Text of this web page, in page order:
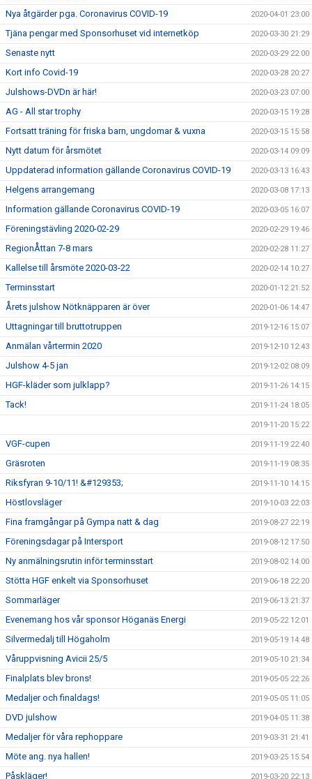
Nya åtgärder pga. Coronavirus COVID-19 2020-04-01 23:00
Tjäna pengar med Sponsorhuset vid internetköp 2020-03-30 21:29
Senaste nytt 2020-03-29 22:00
Kort info Covid-19 2020-03-28 20:27
Julshows-DVDn är här! 2020-03-23 07:00
AG - All star trophy 2020-03-15 19:28
Fortsatt träning för friska barn, ungdomar & vuxna 2020-03-15 15:58
Nytt datum för årsmötet 2020-03-14 09:09
Uppdaterad information gällande Coronavirus COVID-19 2020-03-13 16:43
Helgens arrangemang 2020-03-08 17:13
Information gällande Coronavirus COVID-19 2020-03-05 16:07
Föreningstävling 2020-02-29 2020-02-29 19:46
RegionÅttan 7-8 mars 2020-02-28 11:27
Kallelse till årsmöte 2020-03-22 2020-02-14 10:27
Terminsstart 2020-01-12 21:52
Årets julshow Nötknäpparen är över 2020-01-06 14:47
Uttagningar till bruttotruppen 2019-12-16 15:07
Anmälan vårtermin 2020 2019-12-10 12:43
Julshow 4-5 jan 2019-12-02 08:09
HGF-kläder som julklapp? 2019-11-26 14:15
Tack! 2019-11-24 18:05
2019-11-20 15:22
VGF-cupen 2019-11-19 22:40
Gräsroten 2019-11-19 08:35
Riksfyran 9-10/11! &#129353; 2019-11-10 14:15
Höstlovsläger 2019-10-03 22:03
Fina framgångar på Gympa natt & dag 2019-08-27 22:19
Föreningsdagar på Intersport 2019-08-12 17:50
Ny anmälningsrutin inför terminsstart 2019-08-02 14:00
Stötta HGF enkelt via Sponsorhuset 2019-06-18 22:20
Sommarläger 2019-06-13 21:37
Evenemang hos vår sponsor Höganäs Energi 2019-05-22 12:01
Silvermedalj till Högaholm 2019-05-19 14:48
Våruppvisning Avicii 25/5 2019-05-10 21:34
Finalplats blev brons! 2019-05-05 22:26
Medaljer och finaldags! 2019-05-05 11:05
DVD julshow 2019-04-05 11:38
Medaljer för våra rephoppare 2019-03-31 21:41
Möte ang. nya hallen! 2019-03-25 15:54
Påskläger! 2019-03-20 22:13